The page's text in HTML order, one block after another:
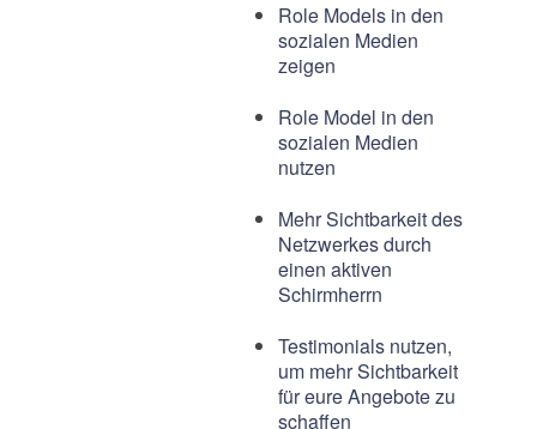
Role Models in den
sozialen Medien
zeigen
Role Model in den
sozialen Medien
nutzen
Mehr Sichtbarkeit des
Netzwerkes durch
einen aktiven
Schirmherrn
Testimonials nutzen,
um mehr Sichtbarkeit
für eure Angebote zu
schaffen